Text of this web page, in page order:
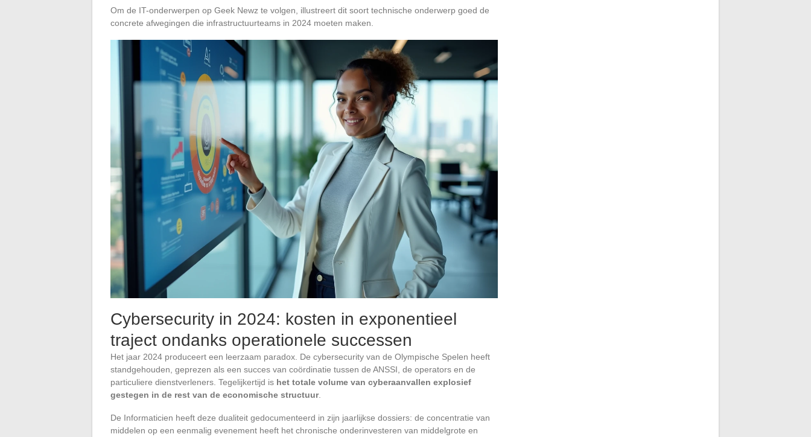
Om de IT-onderwerpen op Geek Newz te volgen, illustreert dit soort technische onderwerp goed de
concrete afwegingen die infrastructuurteams in 2024 moeten maken.
Cybersecurity in 2024: kosten in exponentieel
traject ondanks operationele successen
Het jaar 2024 produceert een leerzaam paradox. De cybersecurity van de Olympische Spelen heeft
standgehouden, geprezen als een succes van coördinatie tussen de ANSSI, de operators en de
particuliere dienstverleners. Tegelijkertijd is het totale volume van cyberaanvallen explosief
gestegen in de rest van de economische structuur.
De Informaticien heeft deze dualiteit gedocumenteerd in zijn jaarlijkse dossiers: de concentratie van
middelen op een eenmalig evenement heeft het chronische onderinvesteren van middelgrote en